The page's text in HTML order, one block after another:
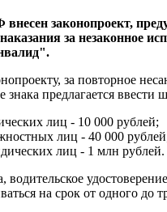
внесен законопроект,
за незаконное
за повторное
знака предлагается ввести
лиц - 10 000 рублей;
лиц - 40 000
лиц - 1 млн рублей.
на срок от одного до